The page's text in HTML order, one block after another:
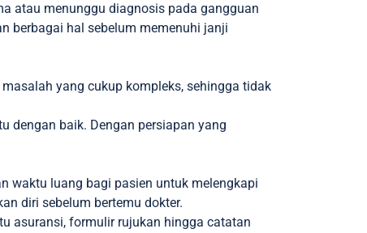
atau menunggu diagnosis pada gangguan
berbagai hal sebelum memenuhi janji
yang cukup kompleks, sehingga tidak
dengan baik. Dengan persiapan yang
waktu luang bagi pasien untuk melengkapi
diri sebelum bertemu dokter.
asuransi, formulir rujukan hingga catatan